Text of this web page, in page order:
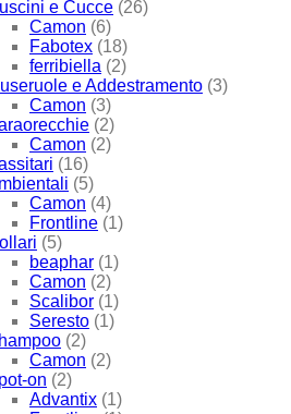
e Cucce (26)
Camon (6)
Fabotex (18)
ferribiella (2)
e Addestramento (3)
Camon (3)
(2)
Camon (2)
(16)
(5)
Camon (4)
Frontline (1)
(5)
beaphar (1)
Camon (2)
Scalibor (1)
Seresto (1)
(2)
Camon (2)
on (2)
Advantix (1)